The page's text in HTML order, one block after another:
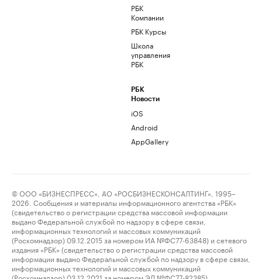
РБК
Компании
РБК Курсы
Школа
управления
РБК
РБК
Новости
iOS
Android
AppGallery
© ООО «БИЗНЕСПРЕСС», АО «РОСБИЗНЕСКОНСАЛТИНГ», 1995–
2026. Сообщения и материалы информационного агентства «РБК»
(свидетельство о регистрации средства массовой информации
выдано Федеральной службой по надзору в сфере связи,
информационных технологий и массовых коммуникаций
(Роскомнадзор) 09.12.2015 за номером ИА №ФС77-63848) и сетевого
издания «РБК» (свидетельство о регистрации средства массовой
информации выдано Федеральной службой по надзору в сфере связи,
информационных технологий и массовых коммуникаций